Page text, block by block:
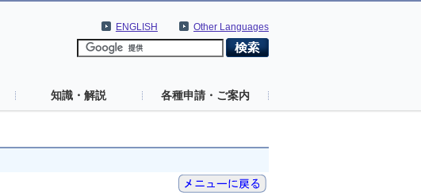
Other Languages
ENGLISH
知識・解説 各種申請・ご案内